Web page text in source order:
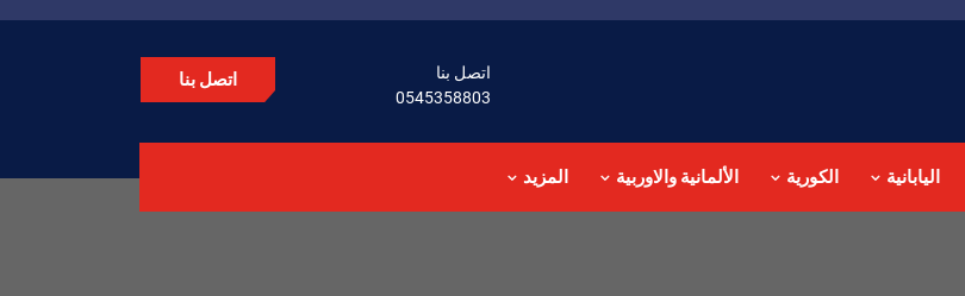
اتصل بنا
0545358803
اتصل بنا
اليابانية الكورية الألمانية والاوربية المزيد